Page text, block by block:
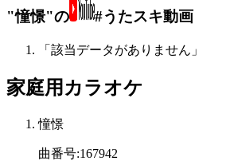
"憧憬"の #うたスキ動画
「該当データがありません」
家庭用カラオケ
憧憬
曲番号:167942